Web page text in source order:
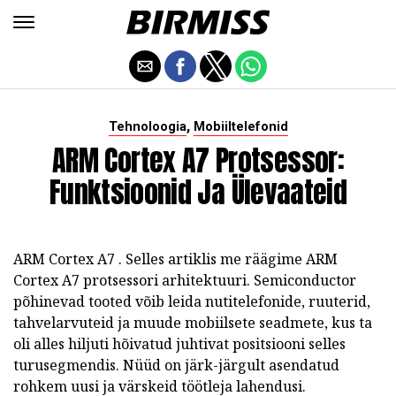
Tehnoloogia, Mobiiltelefonid
ARM Cortex A7 Protsessor:
Funktsioonid Ja Ülevaateid
ARM Cortex A7 . Selles artiklis me räägime ARM
Cortex A7 protsessori arhitektuuri. Semiconductor
põhinevad tooted võib leida nutitelefonide, ruuterid,
tahvelarvuteid ja muude mobiilsete seadmete, kus ta
oli alles hiljuti hõivatud juhtivat positsiooni selles
turusegmendis. Nüüd on järk-järgult asendatud
rohkem uusi ja värskeid töötleja lahendusi.